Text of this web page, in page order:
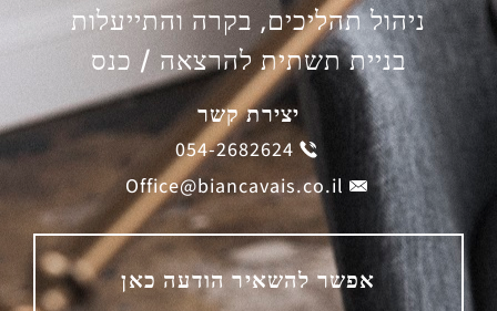
ניהול תהליכים, בקרה והתייעלות
בניית תשתית להרצאה / כנס
יצירת קשר
054-2682624
Office@biancavais.co.il
אפשר להשאיר הודעה כאן